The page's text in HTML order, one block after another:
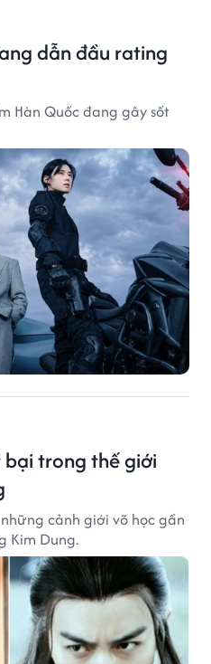
dẫn đầu rating
Hàn Quốc đang gây sốt
trong thế giới
cảnh giới võ học gần
Kim Dung.